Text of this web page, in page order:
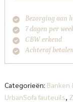
Bezorging aan
7 dagen per
CBW erkend
Achteraf betalen
Categorieën: Banken
UrbanSofa fauteuils